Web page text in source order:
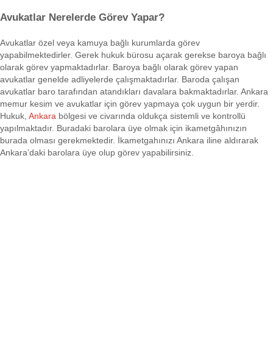
Avukatlar Nerelerde Görev Yapar?
Avukatlar özel veya kamuya bağlı kurumlarda görev
yapabilmektedirler. Gerek hukuk bürosu açarak gerekse baroya bağlı
olarak görev yapmaktadırlar. Baroya bağlı olarak görev yapan
avukatlar genelde adliyelerde çalışmaktadırlar. Baroda çalışan
avukatlar baro tarafından atandıkları davalara bakmaktadırlar. Ankara
memur kesim ve avukatlar için görev yapmaya çok uygun bir yerdir.
Hukuk, Ankara bölgesi ve civarında oldukça sistemli ve kontrollü
yapılmaktadır. Buradaki barolara üye olmak için ikametgâhınızın
burada olması gerekmektedir. İkametgahınızı Ankara iline aldırarak
Ankara’daki barolara üye olup görev yapabilirsiniz.